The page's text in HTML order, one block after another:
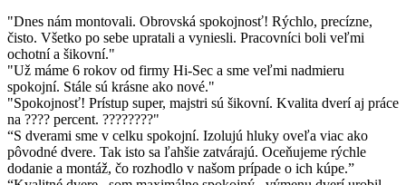
"Dnes nám montovali. Obrovská spokojnosť! Rýchlo, precízne,
čisto. Všetko po sebe upratali a vyniesli. Pracovníci boli veľmi
ochotní a šikovní."
"Už máme 6 rokov od firmy Hi-Sec a sme veľmi nadmieru
spokojní. Stále sú krásne ako nové."
"Spokojnosť! Prístup super, majstri sú šikovní. Kvalita dverí aj práce
na ???? percent. ????????"
“S dverami sme v celku spokojní. Izolujú hluky oveľa viac ako
pôvodné dvere. Tak isto sa ľahšie zatvárajú. Oceňujeme rýchle
dodanie a montáž, čo rozhodlo v našom prípade o ich kúpe.”